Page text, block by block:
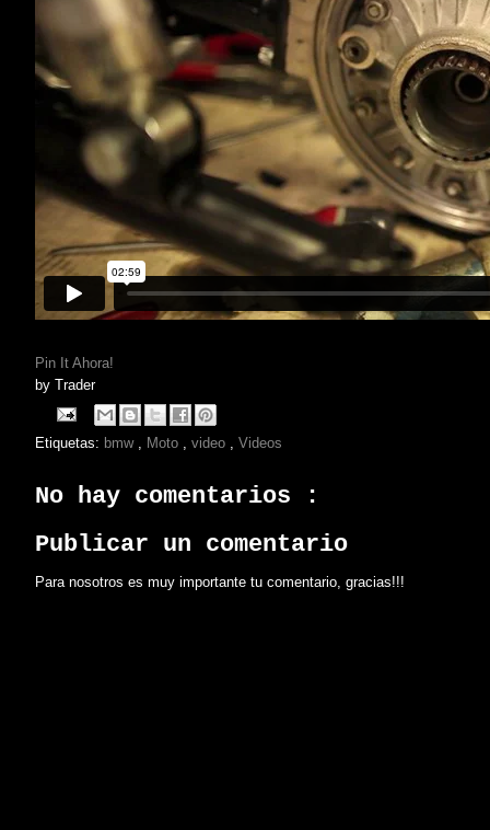
Pin It Ahora!
by Trader
Etiquetas: bmw Moto video Videos
No hay comentarios :
Publicar un comentario
Para nosotros es muy importante tu comentario, gracias!!!